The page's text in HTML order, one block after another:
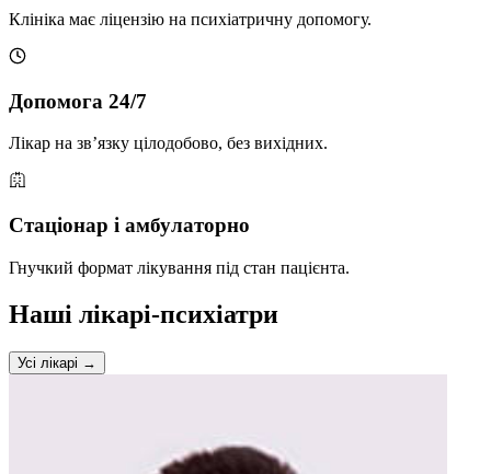
Клініка має ліцензію на психіатричну допомогу.
Допомога 24/7
Лікар на зв’язку цілодобово, без вихідних.
Стаціонар і амбулаторно
Гнучкий формат лікування під стан пацієнта.
Наші лікарі-психіатри
Усі лікарі →